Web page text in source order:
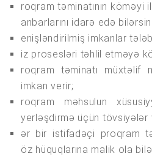
roqram təminatının
anbarlarını idarə edə
enişləndirilmiş imkanlar
iz prosesləri təhlil etməyə
roqram təminatı müxtəlif
imkan verir;
roqram məhsulun
yerləşdirmə üçün tövsiyələr
ər bir istifadəçi proqram
öz hüquqlarına malik ola